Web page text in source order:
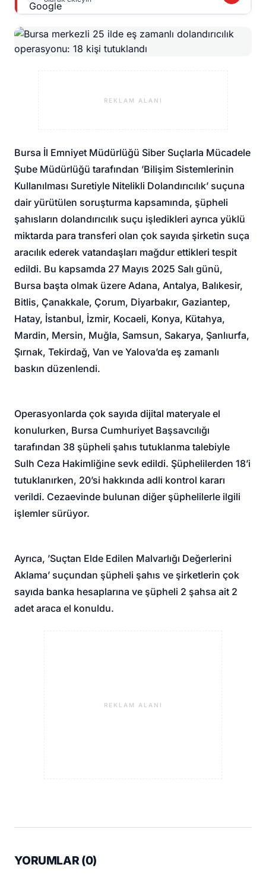
REKLAM ALANI
Bursa İl Emniyet Müdürlüğü Siber Suçlarla Mücadele
Şube Müdürlüğü tarafından ’Bilişim Sistemlerinin
Kullanılması Suretiyle Nitelikli Dolandırıcılık’ suçuna
dair yürütülen soruşturma kapsamında, şüpheli
şahısların dolandırıcılık suçu işledikleri ayrıca yüklü
miktarda para transferi olan çok sayıda şirketin suça
aracılık ederek vatandaşları mağdur ettikleri tespit
edildi. Bu kapsamda 27 Mayıs 2025 Salı günü,
Bursa başta olmak üzere Adana, Antalya, Balıkesir,
Bitlis, Çanakkale, Çorum, Diyarbakır, Gaziantep,
Hatay, İstanbul, İzmir, Kocaeli, Konya, Kütahya,
Mardin, Mersin, Muğla, Samsun, Sakarya, Şanlıurfa,
Şırnak, Tekirdağ, Van ve Yalova’da eş zamanlı
baskın düzenlendi.
Operasyonlarda çok sayıda dijital materyale el
konulurken, Bursa Cumhuriyet Başsavcılığı
tarafından 38 şüpheli şahıs tutuklanma talebiyle
Sulh Ceza Hakimliğine sevk edildi. Şüphelilerden 18’i
tutuklanırken, 20’si hakkında adli kontrol kararı
verildi. Cezaevinde bulunan diğer şüphelilerle ilgili
işlemler sürüyor.
Ayrıca, ’Suçtan Elde Edilen Malvarlığı Değerlerini
Aklama’ suçundan şüpheli şahıs ve şirketlerin çok
sayıda banka hesaplarına ve şüpheli 2 şahsa ait 2
adet araca el konuldu.
REKLAM ALANI
YORUMLAR (0)